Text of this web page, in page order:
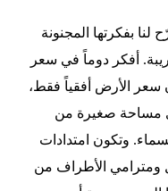
لنا بفكرتها المجنونة
أفكر دوماً في سعر
سعر الأرض أفقياً فقط،
مساحة صغيرة من
وتكون امتدادات
ومترامي الأطراف من